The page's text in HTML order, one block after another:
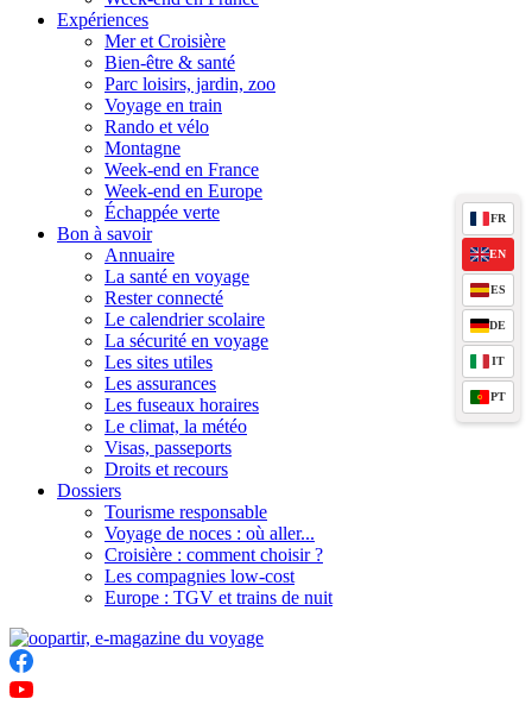
Expériences
Mer et Croisière
Bien-être & santé
Parc loisirs, jardin, zoo
Voyage en train
Rando et vélo
Montagne
Week-end en France
Week-end en Europe
Échappée verte
Bon à savoir
Annuaire
La santé en voyage
Rester connecté
Le calendrier scolaire
La sécurité en voyage
Les sites utiles
Les assurances
Les fuseaux horaires
Le climat, la météo
Visas, passeports
Droits et recours
Dossiers
Tourisme responsable
Voyage de noces : où aller...
Croisière : comment choisir ?
Les compagnies low-cost
Europe : TGV et trains de nuit
FR
EN
ES
DE
IT
PT